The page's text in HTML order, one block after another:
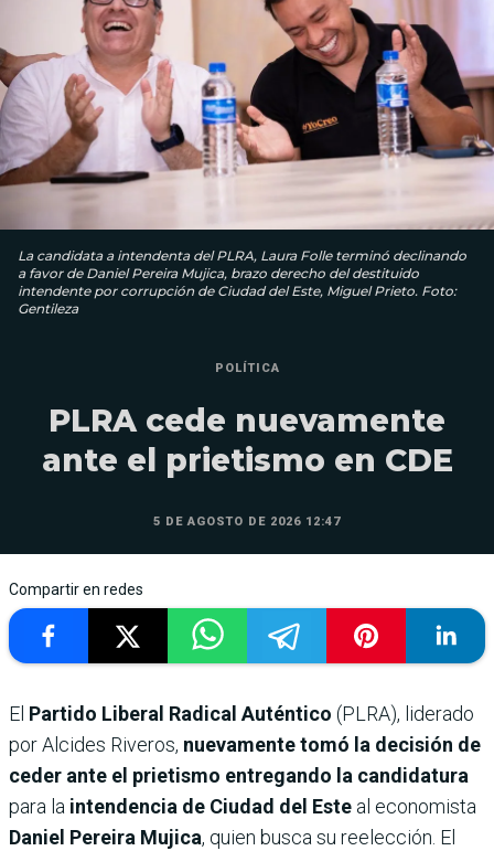
La candidata a intendenta del PLRA, Laura Folle terminó declinando
a favor de Daniel Pereira Mujica, brazo derecho del destituido
intendente por corrupción de Ciudad del Este, Miguel Prieto. Foto:
Gentileza
POLÍTICA
PLRA cede nuevamente
ante el prietismo en CDE
5 DE AGOSTO DE 2026 12:47
Compartir en redes
El Partido Liberal Radical Auténtico (PLRA), liderado
por Alcides Riveros, nuevamente tomó la decisión de
ceder ante el prietismo entregando la candidatura
para la intendencia de Ciudad del Este al economista
Daniel Pereira Mujica, quien busca su reelección. El